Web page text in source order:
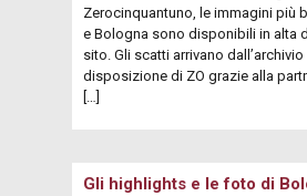
Zerocinquantuno, le immagini più
e Bologna sono disponibili in alta
sito. Gli scatti arrivano
disposizione di ZO grazie alla
Gli highlights e le foto di